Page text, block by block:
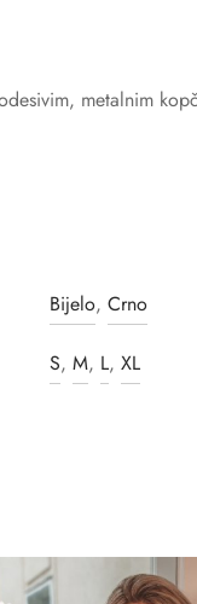
metalnim
Bijelo, Crno
S, M, L, XL